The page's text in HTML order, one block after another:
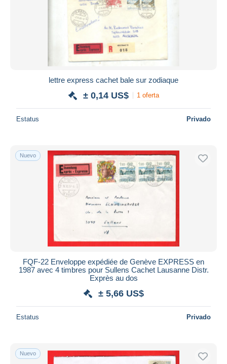
lettre express cachet bale sur zodiaque
± 0,14 US$ 1 oferta
Estatus Privado
Nuevo
FQF-22 Enveloppe expédiée de Genève EXPRESS en
1987 avec 4 timbres pour Sullens Cachet Lausanne Distr.
Exprès au dos
± 5,66 US$
Estatus Privado
Nuevo